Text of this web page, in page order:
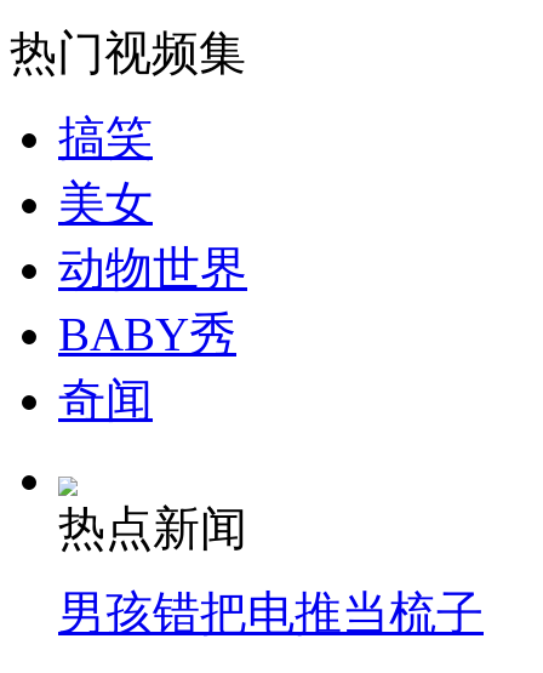
走！跟着总书记去植树
消防员救轻生者
纽约上演“枕头大战”
热门视频集
搞笑
美女
动物世界
BABY秀
奇闻
热点新闻
男孩错把电推当梳子